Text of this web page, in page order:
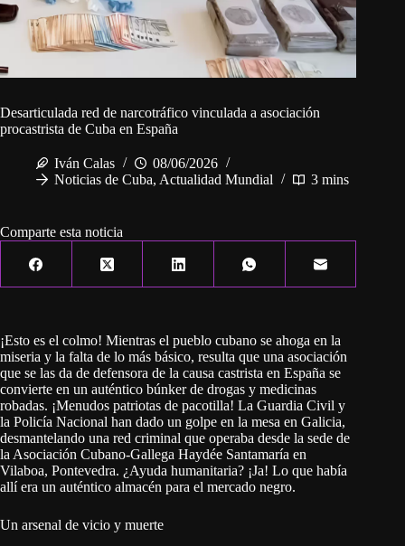
Desarticulada red de narcotráfico vinculada a asociación
procastrista de Cuba en España
Iván Calas
08/06/2026
Noticias de Cuba, Actualidad Mundial 3 mins
Comparte esta noticia
¡Esto es el colmo! Mientras el pueblo cubano se ahoga en la
miseria y la falta de lo más básico, resulta que una asociación
que se las da de defensora de la causa castrista en España se
convierte en un auténtico búnker de drogas y medicinas
robadas. ¡Menudos patriotas de pacotilla! La Guardia Civil y
la Policía Nacional han dado un golpe en la mesa en Galicia,
desmantelando una red criminal que operaba desde la sede de
la Asociación Cubano-Gallega Haydée Santamaría en
Vilaboa, Pontevedra. ¿Ayuda humanitaria? ¡Ja! Lo que había
allí era un auténtico almacén para el mercado negro.
Un arsenal de vicio y muerte